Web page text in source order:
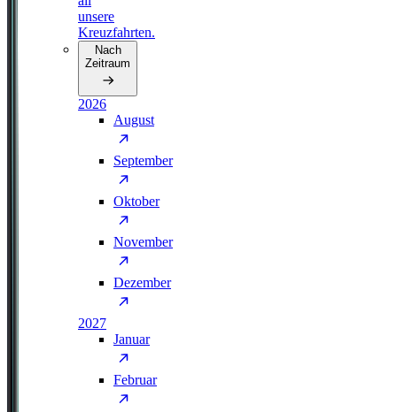
unsere
Kreuzfahrten.
Nach
Zeitraum
2026
August
September
Oktober
November
Dezember
2027
Januar
Februar